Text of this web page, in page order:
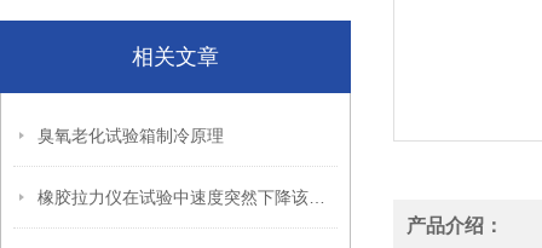
相关文章
臭氧老化试验箱制冷原理
产品介绍：